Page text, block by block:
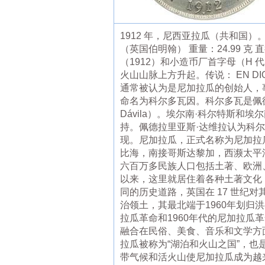
1912 年，尼西亚拉瓜（共和国）
（英国伯明翰） 重量：24.99 克
（1912）和小造币厂首字母（H
火山山脉上方升起。传说： EN
通常被认为是尼加拉瓜的创始人
命名为科尔多瓦因。科尔多瓦是
Dávila）。埃尔南·科尔特斯和埃
持。佩德拉里亚斯·达维拉认为科
现。尼加拉瓜，正式名称为尼加
比海，南接哥斯达黎加，西濒太
六百万多民族人口包括土著、欧
以来，这里就居住着各种土著文
同的历史道路，英国在 17 世纪对
治领土，其最北端于1960年划归
拉瓜革命和1960年代的尼加拉瓜
融合在民俗、美食、音乐和文学
拉瓜被称为“湖泊和火山之国”，
带气候和活火山使尼加拉瓜成为